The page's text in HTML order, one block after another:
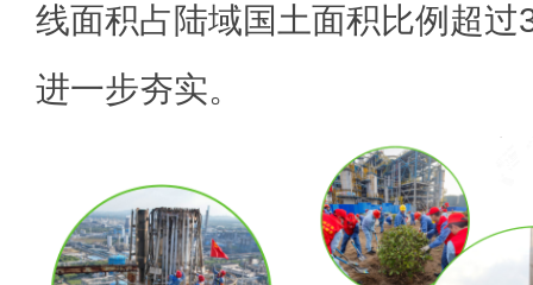
线面积占陆域国土面积比例超过
进一步夯实。